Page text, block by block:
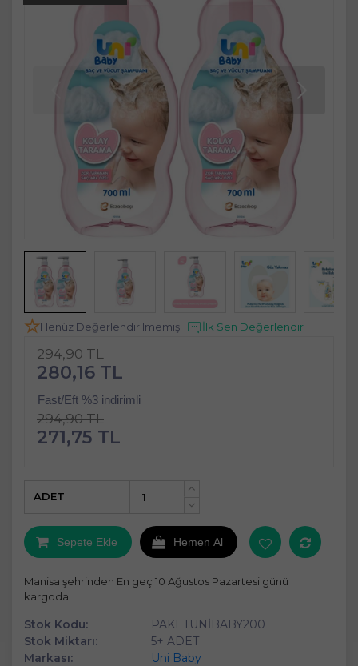
Henüz Değerlendirilmemiş İlk Sen Değerlendir
294,90 TL
280,16 TL
Fast/Eft %3 indirimli
294,90 TL
271,75 TL
+
ADET
Sepete Ekle Hemen Al
Manisa şehrinden En geç 10 Ağustos Pazartesi günü
kargoda
Stok Kodu:
PAKETUNİBABY200
Stok Miktarı:
5+ ADET
Markası:
Uni Baby